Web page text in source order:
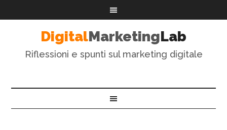
DigitalMarketingLab
Riflessioni e spunti sul marketing digitale